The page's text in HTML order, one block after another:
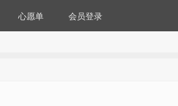
心愿单 会员登录